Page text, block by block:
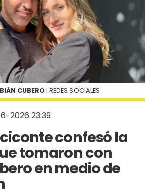
2026 23:39
confesó la
tomaron con
en medio de
CUBERO | REDES SOCIALES